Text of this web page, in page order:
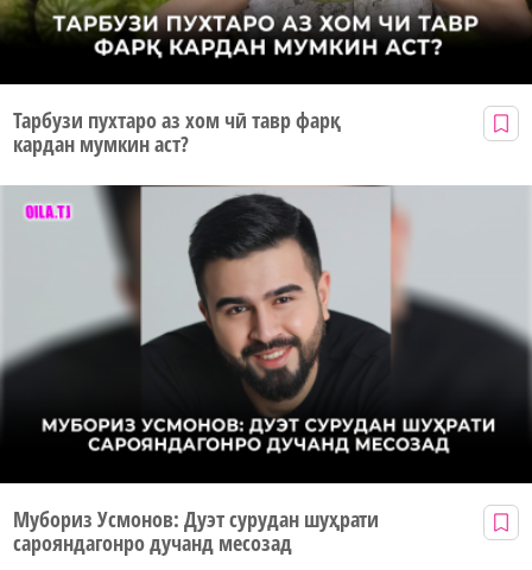
Тарбузи пухтаро аз хом чӣ тавр фарқ
кардан мумкин аст?
Мубориз Усмонов: Дуэт сурудан шуҳрати
сарояндагонро дучанд месозад